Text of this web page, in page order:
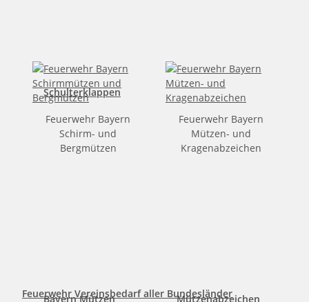
Schulterklappen
Feuerwehr Bayern
Schirm- und
Bergmützen
Bayern Mützen
Feuerwehr Bayern
Mützen- und
Kragenabzeichen
Mützenabzeichen
Feuerwehr Vereinsbedarf aller Bundesländer